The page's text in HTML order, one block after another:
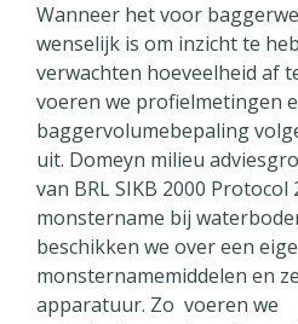
Wanneer het voor
wenselijk is om inzicht te
verwachten hoeveelheid af
voeren we profielmetingen
baggervolumebepaling
uit. Domeyn milieu
van BRL SIKB 2000 Protocol
monstername bij
beschikken we over een
monsternamemiddelen en
apparatuur. Zo voeren we